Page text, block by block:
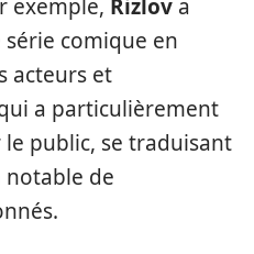
exemple, Rizlov a
comique en
acteurs et
a particulièrement
public, se traduisant
de